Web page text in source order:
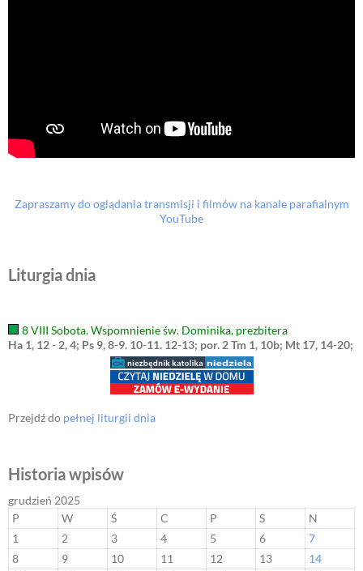
Zapraszamy do oglądania transmisji i filmów na kanale parafialnym
YouTube
Liturgia dnia
8 VIII Sobota. Wspomnienie św. Dominika, prezbitera
Ha 1, 12 - 2, 4; Ps 9, 8-9. 10-11. 12-13; por. 2 Tm 1, 10b; Mt 17, 14-20;
Przejdź do pełnej liturgii dnia
Historia wpisów
grudzień 2025
P
W Ś C P S
N
1
2 3 4 5 6
7
8
9 10 11 12 13
14